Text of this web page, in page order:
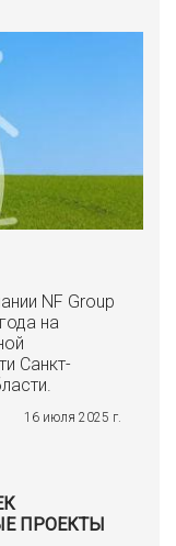
NF Group
на
Санкт-
16 июля 2025 г.
ПРОЕКТЫ